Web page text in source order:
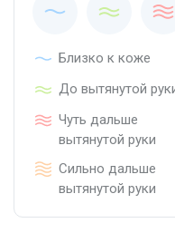
Близко к коже
До вытянутой
Чуть дальше
вытянутой руки
Сильно дальше
вытянутой руки